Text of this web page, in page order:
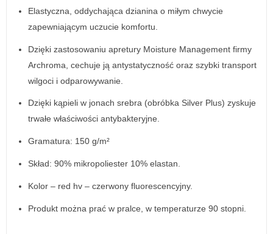
Elastyczna, oddychająca dzianina o miłym chwycie
zapewniającym uczucie komfortu.
Dzięki zastosowaniu apretury Moisture Management firmy
Archroma, cechuje ją antystatyczność oraz szybki transport
wilgoci i odparowywanie.
Dzięki kąpieli w jonach srebra (obróbka Silver Plus) zyskuje
trwałe właściwości antybakteryjne.
Gramatura: 150 g/m²
Skład: 90% mikropoliester 10% elastan.
Kolor – red hv – czerwony fluorescencyjny.
Produkt można prać w pralce, w temperaturze 90 stopni.